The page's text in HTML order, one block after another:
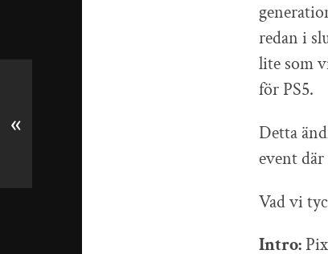
redan i
lite som
för PS5.
Detta
event
Vad vi
Intro:
«